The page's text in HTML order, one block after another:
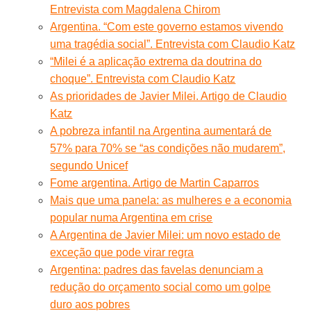
Entrevista com Magdalena Chirom
Argentina. “Com este governo estamos vivendo
uma tragédia social”. Entrevista com Claudio Katz
“Milei é a aplicação extrema da doutrina do
choque”. Entrevista com Claudio Katz
As prioridades de Javier Milei. Artigo de Claudio
Katz
A pobreza infantil na Argentina aumentará de
57% para 70% se “as condições não mudarem”,
segundo Unicef
Fome argentina. Artigo de Martin Caparros
Mais que uma panela: as mulheres e a economia
popular numa Argentina em crise
A Argentina de Javier Milei: um novo estado de
exceção que pode virar regra
Argentina: padres das favelas denunciam a
redução do orçamento social como um golpe
duro aos pobres